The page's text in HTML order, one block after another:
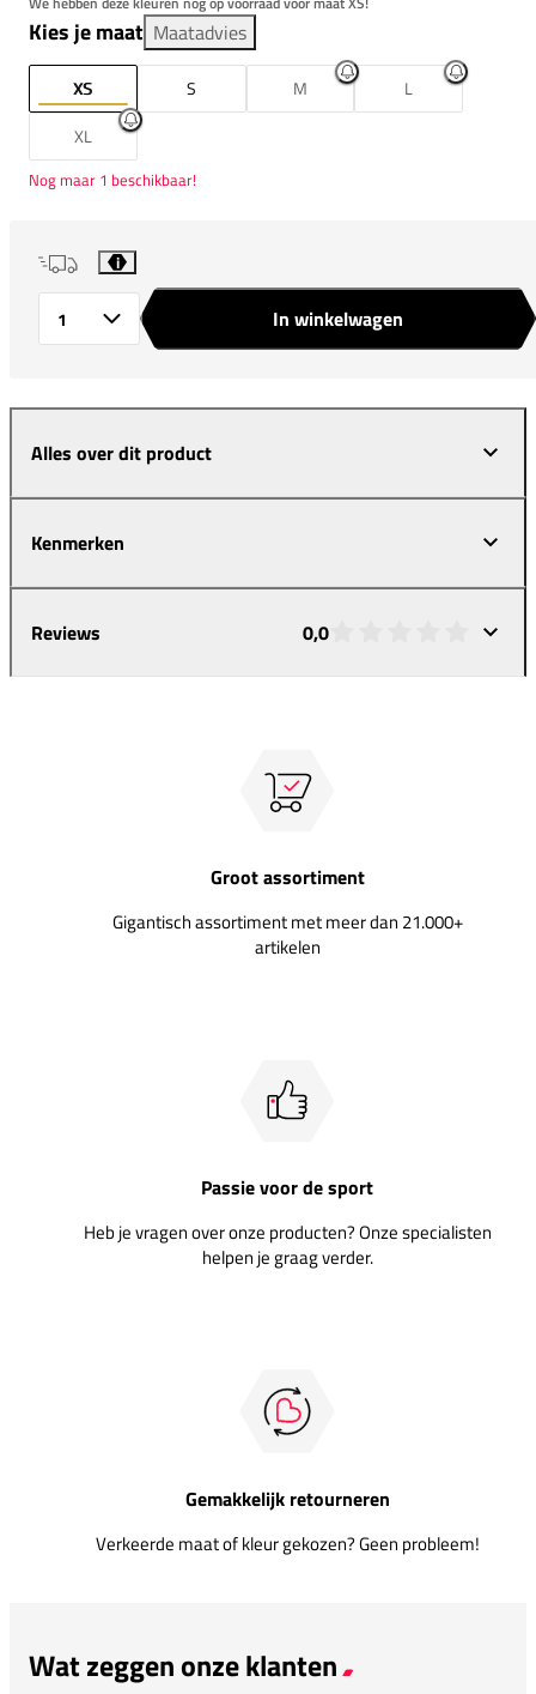
Kies je maat Maatadvies
XS S M
L
XL
Nog maar 1 beschikbaar!
i
In winkelwagen
Alles over dit product
Kenmerken
Reviews 0,0
Groot assortiment
Gigantisch assortiment met meer dan 21.000+
artikelen
Passie voor de sport
Heb je vragen over onze producten? Onze specialisten
helpen je graag verder.
Gemakkelijk retourneren
Verkeerde maat of kleur gekozen? Geen probleem!
Wat zeggen onze klanten